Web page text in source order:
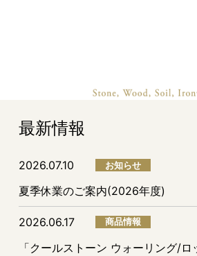
最新情報
2026.07.10 お知らせ
夏季休業のご案内(2026年度)
2026.06.17 商品情報
「クールストーン ウォーリング/